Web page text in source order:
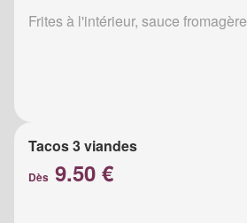
Frites à l'intérieur, sauce fromagère
Tacos 3 viandes
Dès 9.50 €